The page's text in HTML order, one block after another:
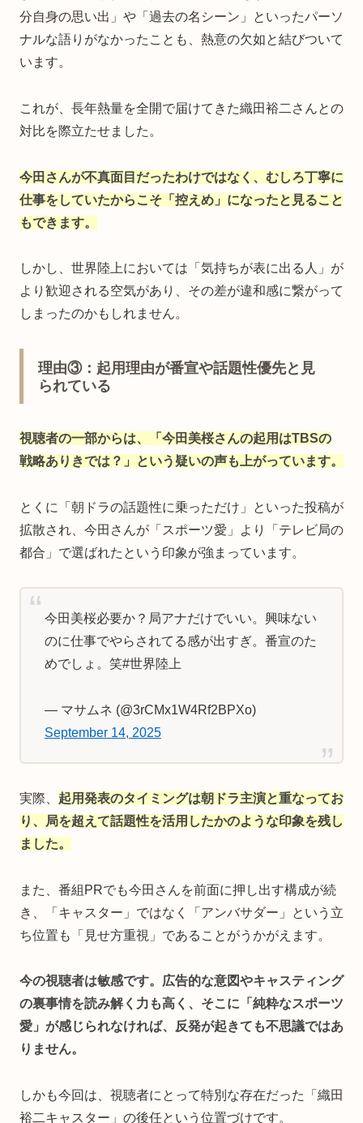
分自身の思い出」や「過去の名シーン」といったパーソ
ナルな語りがなかったことも、熱意の欠如と結びついて
います。
これが、長年熱量を全開で届けてきた織田裕二さんとの
対比を際立たせました。
今田さんが不真面目だったわけではなく、むしろ丁寧に
仕事をしていたからこそ「控えめ」になったと見ること
もできます。
しかし、世界陸上においては「気持ちが表に出る人」が
より歓迎される空気があり、その差が違和感に繋がって
しまったのかもしれません。
理由③：起用理由が番宣や話題性優先と見
られている
視聴者の一部からは、「今田美桜さんの起用はTBSの
戦略ありきでは？」という疑いの声も上がっています。
とくに「朝ドラの話題性に乗っただけ」といった投稿が
拡散され、今田さんが「スポーツ愛」より「テレビ局の
都合」で選ばれたという印象が強まっています。
今田美桜必要か？局アナだけでいい。興味ない
のに仕事でやらされてる感が出すぎ。番宣のた
めでしょ。笑#世界陸上
— マサムネ (@3rCMx1W4Rf2BPXo)
September 14, 2025
実際、 起用発表のタイミングは朝ドラ主演と重なってお
り、局を超えて話題性を活用したかのような印象を残し
ました。
また、番組PRでも今田さんを前面に押し出す構成が続
き、「キャスター」ではなく「アンバサダー」という立
ち位置も「見せ方重視」であることがうかがえます。
今の視聴者は敏感です。広告的な意図やキャスティング
の裏事情を読み解く力も高く、そこに「純粋なスポーツ
愛」が感じられなければ、反発が起きても不思議ではあ
りません。
しかも今回は、視聴者にとって特別な存在だった「織田
裕二キャスター」の後任という位置づけです。